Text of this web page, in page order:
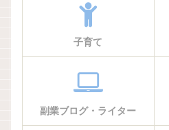
子育て
副業ブログ・ライター